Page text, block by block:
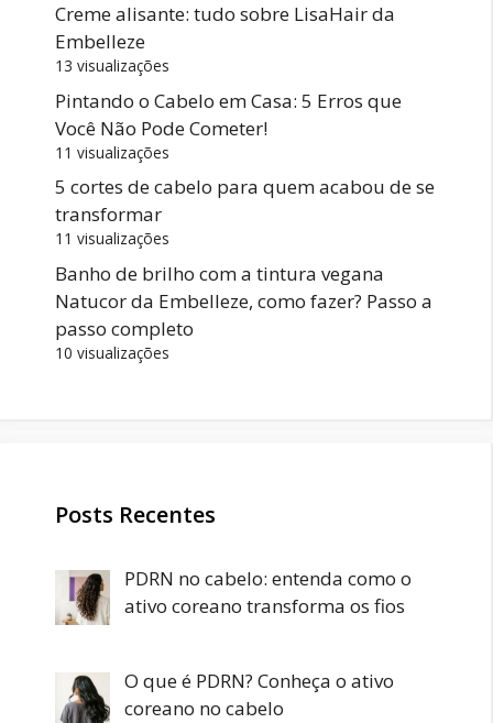
Creme alisante: tudo sobre LisaHair da
Embelleze
13 visualizações
Pintando o Cabelo em Casa: 5 Erros que
Você Não Pode Cometer!
11 visualizações
5 cortes de cabelo para quem acabou de se
transformar
11 visualizações
Banho de brilho com a tintura vegana
Natucor da Embelleze, como fazer? Passo a
passo completo
10 visualizações
Posts Recentes
PDRN no cabelo: entenda como o
ativo coreano transforma os fios
O que é PDRN? Conheça o ativo
coreano no cabelo